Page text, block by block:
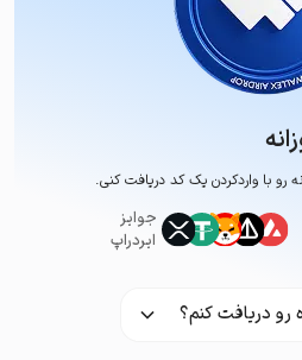
رو با وارد‌کردن یک کد دریافت کنی.
جوایز
ایردراپ
رو دریافت کنم؟